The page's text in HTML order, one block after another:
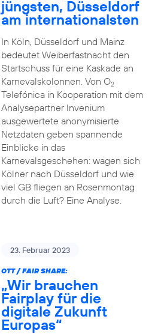
jüngsten, Düsseldorf
am internationalsten
In Köln, Düsseldorf und Mainz
bedeutet Weiberfastnacht den
Startschuss für eine Kaskade an
Karnevalskolonnen. Von O2
Telefónica in Kooperation mit dem
Analysepartner Invenium
ausgewertete anonymisierte
Netzdaten geben spannende
Einblicke in das
Karnevalsgeschehen: wagen sich
Kölner nach Düsseldorf und wie
viel GB fliegen an Rosenmontag
durch die Luft? Eine Analyse.
23. Februar 2023
OTT / FAIR SHARE:
„Wir brauchen
Fairplay für die
digitale Zukunft
Europas“